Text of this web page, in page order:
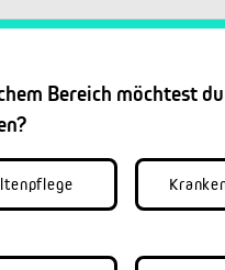
Bereich möchtest du